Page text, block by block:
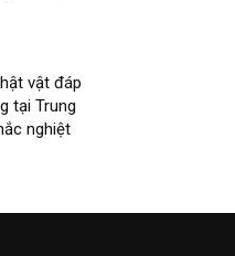
vật đáp
tại Trung
nghiệt